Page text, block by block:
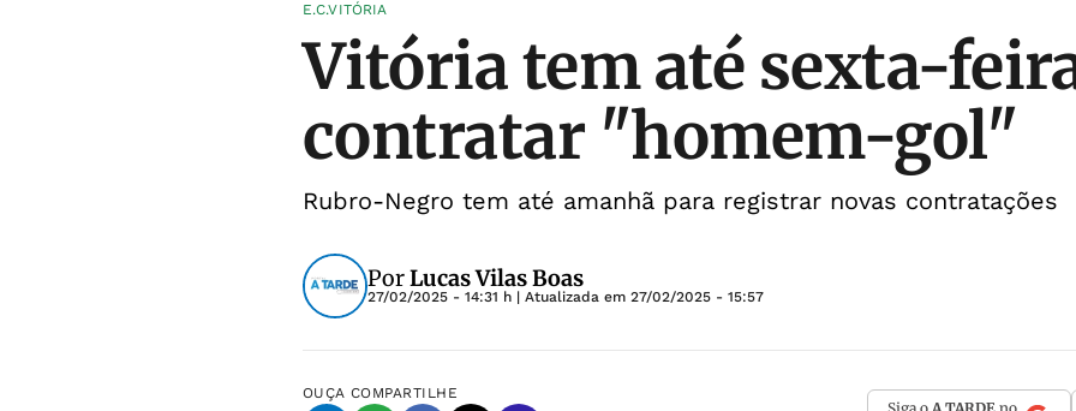
E.C.VITÓRIA
Vitória tem até sexta-
contratar "homem-gol"
Rubro-Negro tem até amanhã para registrar novas contratações
PorLucas Vilas Boas
27/02/2025 - 14:31 h | Atualizada em 27/02/2025 - 15:57
OUÇA COMPARTILHE